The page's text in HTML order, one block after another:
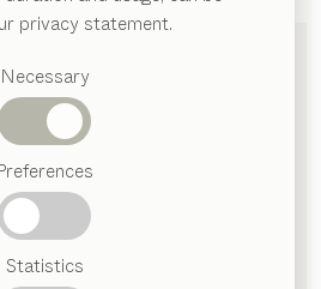
privacy statement.
Necessary
Statistics